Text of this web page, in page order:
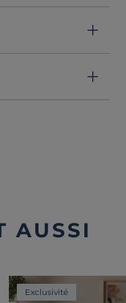
AUSSI
Exclusivité